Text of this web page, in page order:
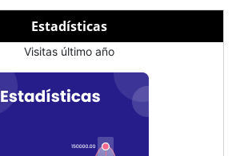
Estadísticas
Visitas último año